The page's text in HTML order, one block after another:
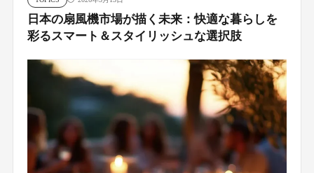
日本の扇風機市場が描く未来：快適な暮らしを
彩るスマート＆スタイリッシュな選択肢